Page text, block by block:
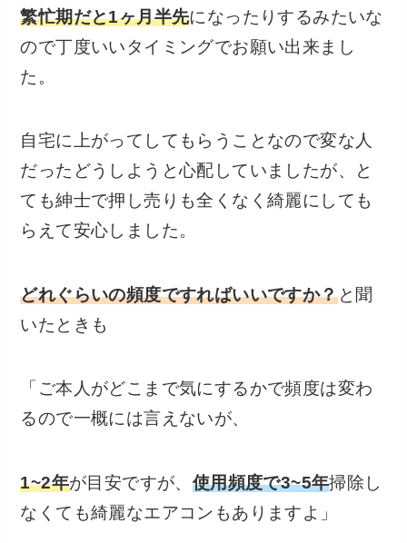
繁忙期だと1ヶ月半先になったりするみたいな
ので丁度いいタイミングでお願い出来まし
た。
自宅に上がってしてもらうことなので変な人
だったどうしようと心配していましたが、と
ても紳士で押し売りも全くなく綺麗にしても
らえて安心しました。
どれぐらいの頻度ですればいいですか？と聞
いたときも
「ご本人がどこまで気にするかで頻度は変わ
るので一概には言えないが、
1~2年が目安ですが、 使用頻度で3~5年掃除し
なくても綺麗なエアコンもありますよ」